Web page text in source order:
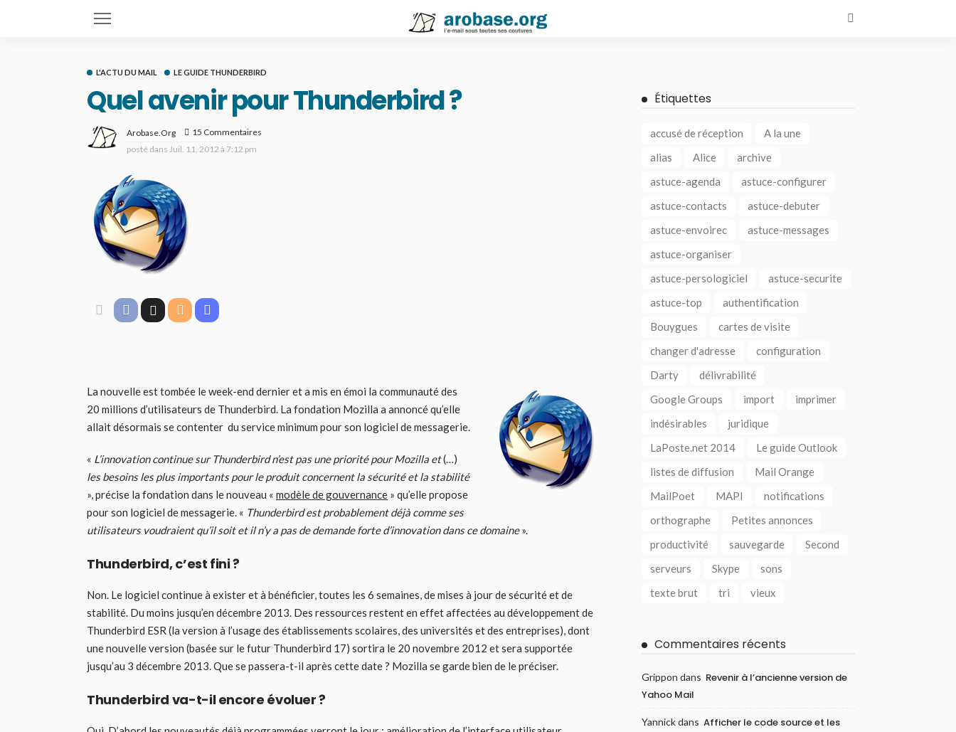
L'ACTU DU MAIL LE GUIDE THUNDERBIRD
Quel avenir pour Thunderbird ?
Arobase.org
15 Commentaires
posté dans Juil. 11, 2012 à 7:12 pm
La nouvelle est tombée le week-end dernier et a mis en émoi la communauté des
20 millions d’utilisateurs de Thunderbird. La fondation Mozilla a annoncé qu’elle
allait désormais se contenter du service minimum pour son logiciel de messagerie.
« L’innovation continue sur Thunderbird n’est pas une priorité pour Mozilla et(…)
les besoins les plus importants pour le produit concernent la sécurité et la stabilité
», précise la fondation dans le nouveau « modèle de gouvernance » qu’elle propose
pour son logiciel de messagerie. « Thunderbird est probablement déjà comme ses
utilisateurs voudraient qu’il soit et il n’y a pas de demande forte d’innovation dans ce domaine».
Thunderbird, c’est fini ?
Non. Le logiciel continue à exister et à bénéficier, toutes les 6 semaines, de mises à jour de sécurité et de
stabilité. Du moins jusqu’en décembre 2013. Des ressources restent en effet affectées au développement de
Thunderbird ESR (la version à l’usage des établissements scolaires, des universités et des entreprises), dont
une nouvelle version (basée sur le futur Thunderbird 17) sortira le 20 novembre 2012 et sera supportée
jusqu’au 3 décembre 2013. Que se passera-t-il après cette date ? Mozilla se garde bien de le préciser.
Thunderbird va-t-il encore évoluer ?
Étiquettes
accusé de réception
A la une
alias
Alice
archive
astuce-agenda
astuce-configurer
astuce-contacts
astuce-debuter
astuce-envoirec
astuce-messages
astuce-organiser
astuce-persologiciel
astuce-securite
astuce-top
authentification
Bouygues
cartes de visite
changer d'adresse
configuration
Darty
délivrabilité
Google Groups
import
imprimer
indésirables
juridique
LaPoste.net 2014
Le guide Outlook
listes de diffusion
Mail Orange
MailPoet
MAPI
notifications
orthographe
Petites annonces
productivité
sauvegarde
Second
serveurs
Skype
sons
texte brut
tri vieux
Commentaires récents
Grippon dans Revenir à l’ancienne version de
Yahoo Mail
Yannickdans Afficher le code source et les